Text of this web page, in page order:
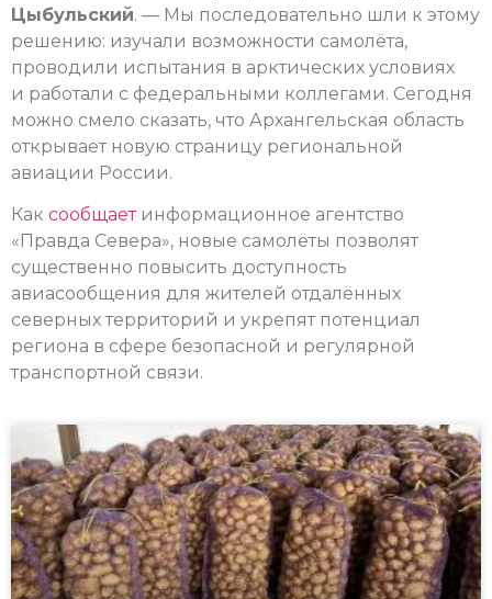
Цыбульский. — Мы последовательно шли к этому
решению: изучали возможности самолёта,
проводили испытания в арктических условиях
и работали с федеральными коллегами. Сегодня
можно смело сказать, что Архангельская область
открывает новую страницу региональной
авиации России.
Как сообщаетинформационное агентство
«Правда Севера», новые самолёты позволят
существенно повысить доступность
авиасообщения для жителей отдалённых
северных территорий и укрепят потенциал
региона в сфере безопасной и регулярной
транспортной связи.